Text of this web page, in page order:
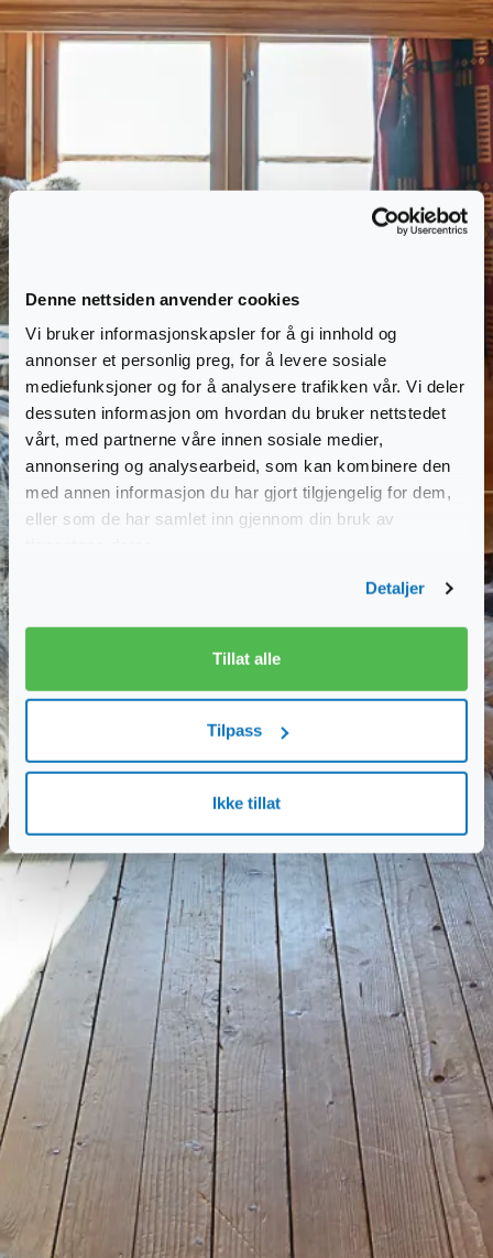
Denne nettsiden anvender cookies
Vi bruker informasjonskapsler for å gi innhold og
annonser et personlig preg, for å levere sosiale
mediefunksjoner og for å analysere trafikken vår. Vi deler
dessuten informasjon om hvordan du bruker nettstedet
vårt, med partnerne våre innen sosiale medier,
annonsering og analysearbeid, som kan kombinere den
med annen informasjon du har gjort tilgjengelig for dem,
eller som de har samlet inn gjennom din bruk av
Detaljer
Tillat alle
Tilpass
Ikke tillat